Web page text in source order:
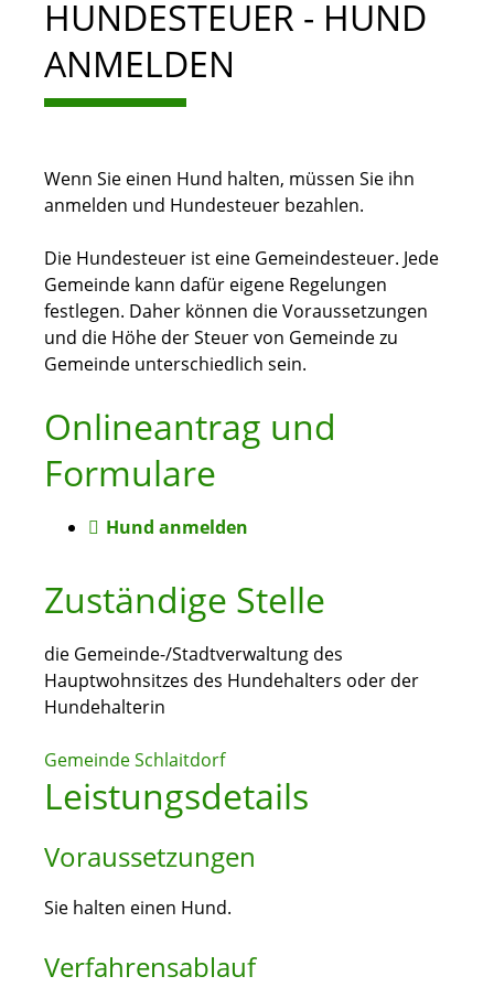
HUNDESTEUER - HUND
ANMELDEN
Wenn Sie einen Hund halten, müssen Sie ihn
anmelden und Hundesteuer bezahlen.
Die Hundesteuer ist eine Gemeindesteuer. Jede
Gemeinde kann dafür eigene Regelungen
festlegen. Daher können die Voraussetzungen
und die Höhe der Steuer von Gemeinde zu
Gemeinde unterschiedlich sein.
Onlineantrag und
Formulare
Hund anmelden
Zuständige Stelle
die Gemeinde-/Stadtverwaltung des
Hauptwohnsitzes des Hundehalters oder der
Hundehalterin
Gemeinde Schlaitdorf
Leistungsdetails
Voraussetzungen
Sie halten einen Hund.
Verfahrensablauf